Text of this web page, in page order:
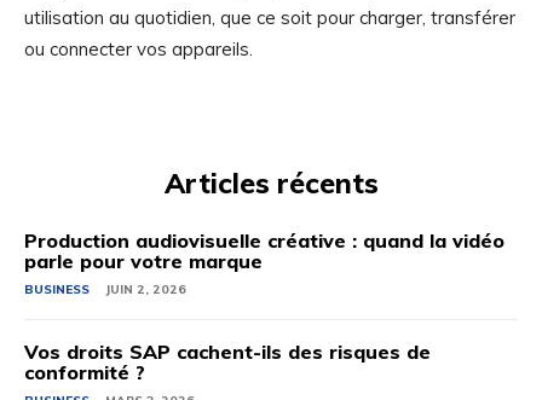
utilisation au quotidien, que ce soit pour charger, transférer
ou connecter vos appareils.
Articles récents
Production audiovisuelle créative : quand la vidéo
parle pour votre marque
BUSINESS JUIN 2, 2026
Vos droits SAP cachent-ils des risques de
conformité ?